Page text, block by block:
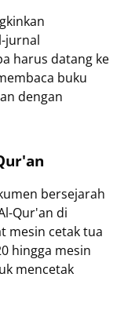
jurnal
harus datang ke
buku
dengan
bersejarah
Qur'an di
mesin cetak tua
hingga mesin
mencetak